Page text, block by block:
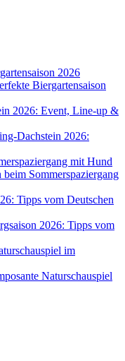
Biergartensaison
Dachstein 2026:
Sommerspaziergang
2026: Tipps vom
Naturschauspiel